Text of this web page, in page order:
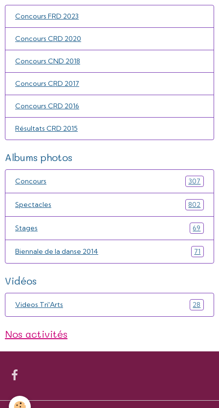
Concours FRD 2023
Concours CRD 2020
Concours CND 2018
Concours CRD 2017
Concours CRD 2016
Résultats CRD 2015
Albums photos
Concours 307
Spectacles 802
Stages 69
Biennale de la danse 2014 71
Vidéos
Videos Tri'Arts 28
Nos activités